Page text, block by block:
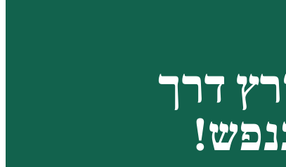
דרך